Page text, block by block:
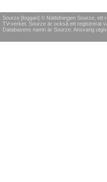
Sourze [loggan] © Nättidningen Sourze, ett
TV-verket. Sourze är också ett registrerat
Databasens namn är Sourze. Ansvarig